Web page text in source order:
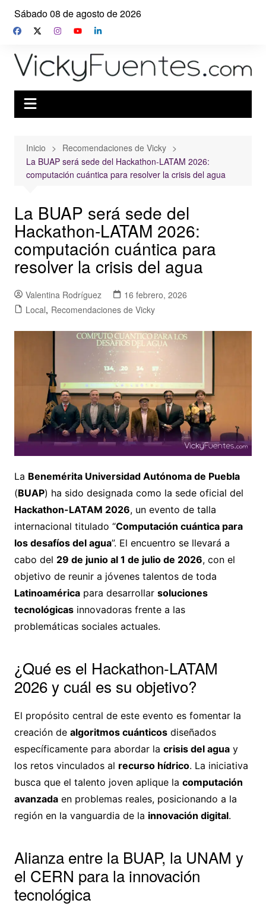
Saltar
contenido
Sábado 08 de agosto de 2026
Inicio
Recomendaciones de Vicky
La BUAP será sede del Hackathon-LATAM 2026:
computación cuántica para resolver la crisis del agua
La BUAP será sede del
Hackathon-LATAM 2026:
computación cuántica para
resolver la crisis del agua
Valentina Rodríguez
16 febrero, 2026
Local, Recomendaciones de Vicky
La Benemérita Universidad Autónoma de Puebla
(BUAP) ha sido designada como la sede oficial del
Hackathon-LATAM 2026, un evento de talla
internacional titulado “Computación cuántica para
los desafíos del agua”. El encuentro se llevará a
cabo del 29 de junio al 1 de julio de 2026, con el
objetivo de reunir a jóvenes talentos de toda
Latinoaméricapara desarrollar soluciones
tecnológicasinnovadoras frente a las
problemáticas sociales actuales.
¿Qué es el Hackathon-LATAM
2026 y cuál es su objetivo?
El propósito central de este evento es fomentar la
creación de algoritmos cuánticosdiseñados
específicamente para abordar la crisis del aguay
los retos vinculados al recurso hídrico. La iniciativa
busca que el talento joven aplique la computación
avanzadaen problemas reales, posicionando a la
región en la vanguardia de la innovación digital.
Alianza entre la BUAP, la UNAM y
el CERN para la innovación
tecnológica